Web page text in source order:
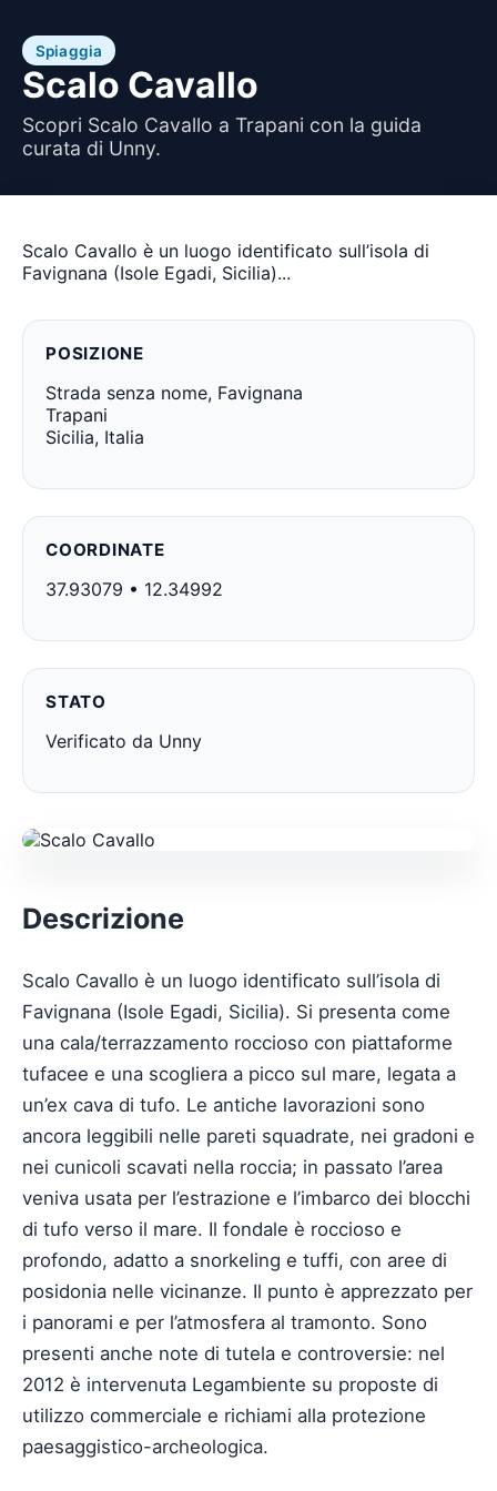
Spiaggia
Scalo Cavallo
Scopri Scalo Cavallo a Trapani con la guida
curata di Unny.
Scalo Cavallo è un luogo identificato sull’isola di
Favignana (Isole Egadi, Sicilia)...
POSIZIONE
Strada senza nome, Favignana
Trapani
Sicilia, Italia
COORDINATE
37.93079 • 12.34992
STATO
Verificato da Unny
Descrizione
Scalo Cavallo è un luogo identificato sull’isola di
Favignana (Isole Egadi, Sicilia). Si presenta come
una cala/terrazzamento roccioso con piattaforme
tufacee e una scogliera a picco sul mare, legata a
un’ex cava di tufo. Le antiche lavorazioni sono
ancora leggibili nelle pareti squadrate, nei gradoni e
nei cunicoli scavati nella roccia; in passato l’area
veniva usata per l’estrazione e l’imbarco dei blocchi
di tufo verso il mare. Il fondale è roccioso e
profondo, adatto a snorkeling e tuffi, con aree di
posidonia nelle vicinanze. Il punto è apprezzato per
i panorami e per l’atmosfera al tramonto. Sono
presenti anche note di tutela e controversie: nel
2012 è intervenuta Legambiente su proposte di
utilizzo commerciale e richiami alla protezione
paesaggistico-archeologica.